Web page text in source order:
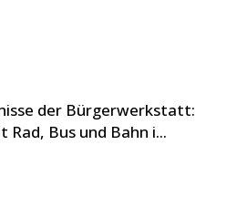
der Bürgerwerkstatt:
Rad, Bus und Bahn i...